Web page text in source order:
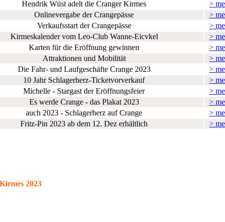
Hendrik Wüst adelt die Cranger Kirmes
>
Onlinevergabe der Crangepässe
>
Verkaufsstart der Crangepässe
>
Kirmeskalender vom Leo-Club Wanne-Eicvkel
>
Karten für die Eröffnung gewinnen
>
Attraktionen und Mobilität
>
Die Fahr- und Laufgeschäfte Crange 2023
>
10 Jahr Schlagerherz-Ticketvorverkauf
>
Michelle - Stargast der Eröffnungsfeier
>
Es werde Crange - das Plakat 2023
>
auch 2023 - Schlagerherz auf Crange
>
Fritz-Pin 2023 ab dem 12. Dez erhältlich >
2023